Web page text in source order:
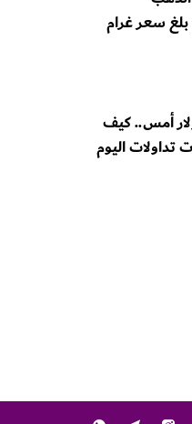
سعر غرام
أمس.. كيف
تداولات اليوم